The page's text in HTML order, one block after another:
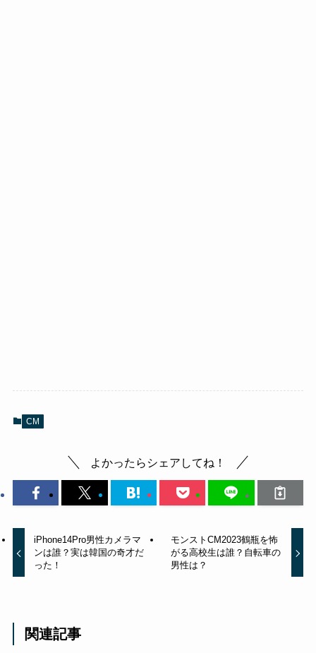
CM
よかったらシェアしてね！
iPhone14Pro男性カメラマ
ンは誰？実は韓国の奇才だ
った！
モンストCM2023鶴瓶を怖
がる高校生は誰？自転車の
男性は？
関連記事